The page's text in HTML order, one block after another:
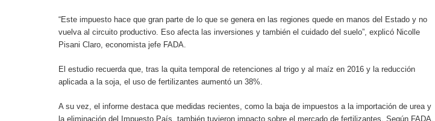
“Este impuesto hace que gran parte de lo que se genera en las regiones quede en manos del Estado y no
vuelva al circuito productivo. Eso afecta las inversiones y también el cuidado del suelo”, explicó Nicolle
Pisani Claro, economista jefe FADA.
El estudio recuerda que, tras la quita temporal de retenciones al trigo y al maíz en 2016 y la reducción
aplicada a la soja, el uso de fertilizantes aumentó un 38%.
A su vez, el informe destaca que medidas recientes, como la baja de impuestos a la importación de urea y
la eliminación del Impuesto País, también tuvieron impacto sobre el mercado de fertilizantes. Según FADA,